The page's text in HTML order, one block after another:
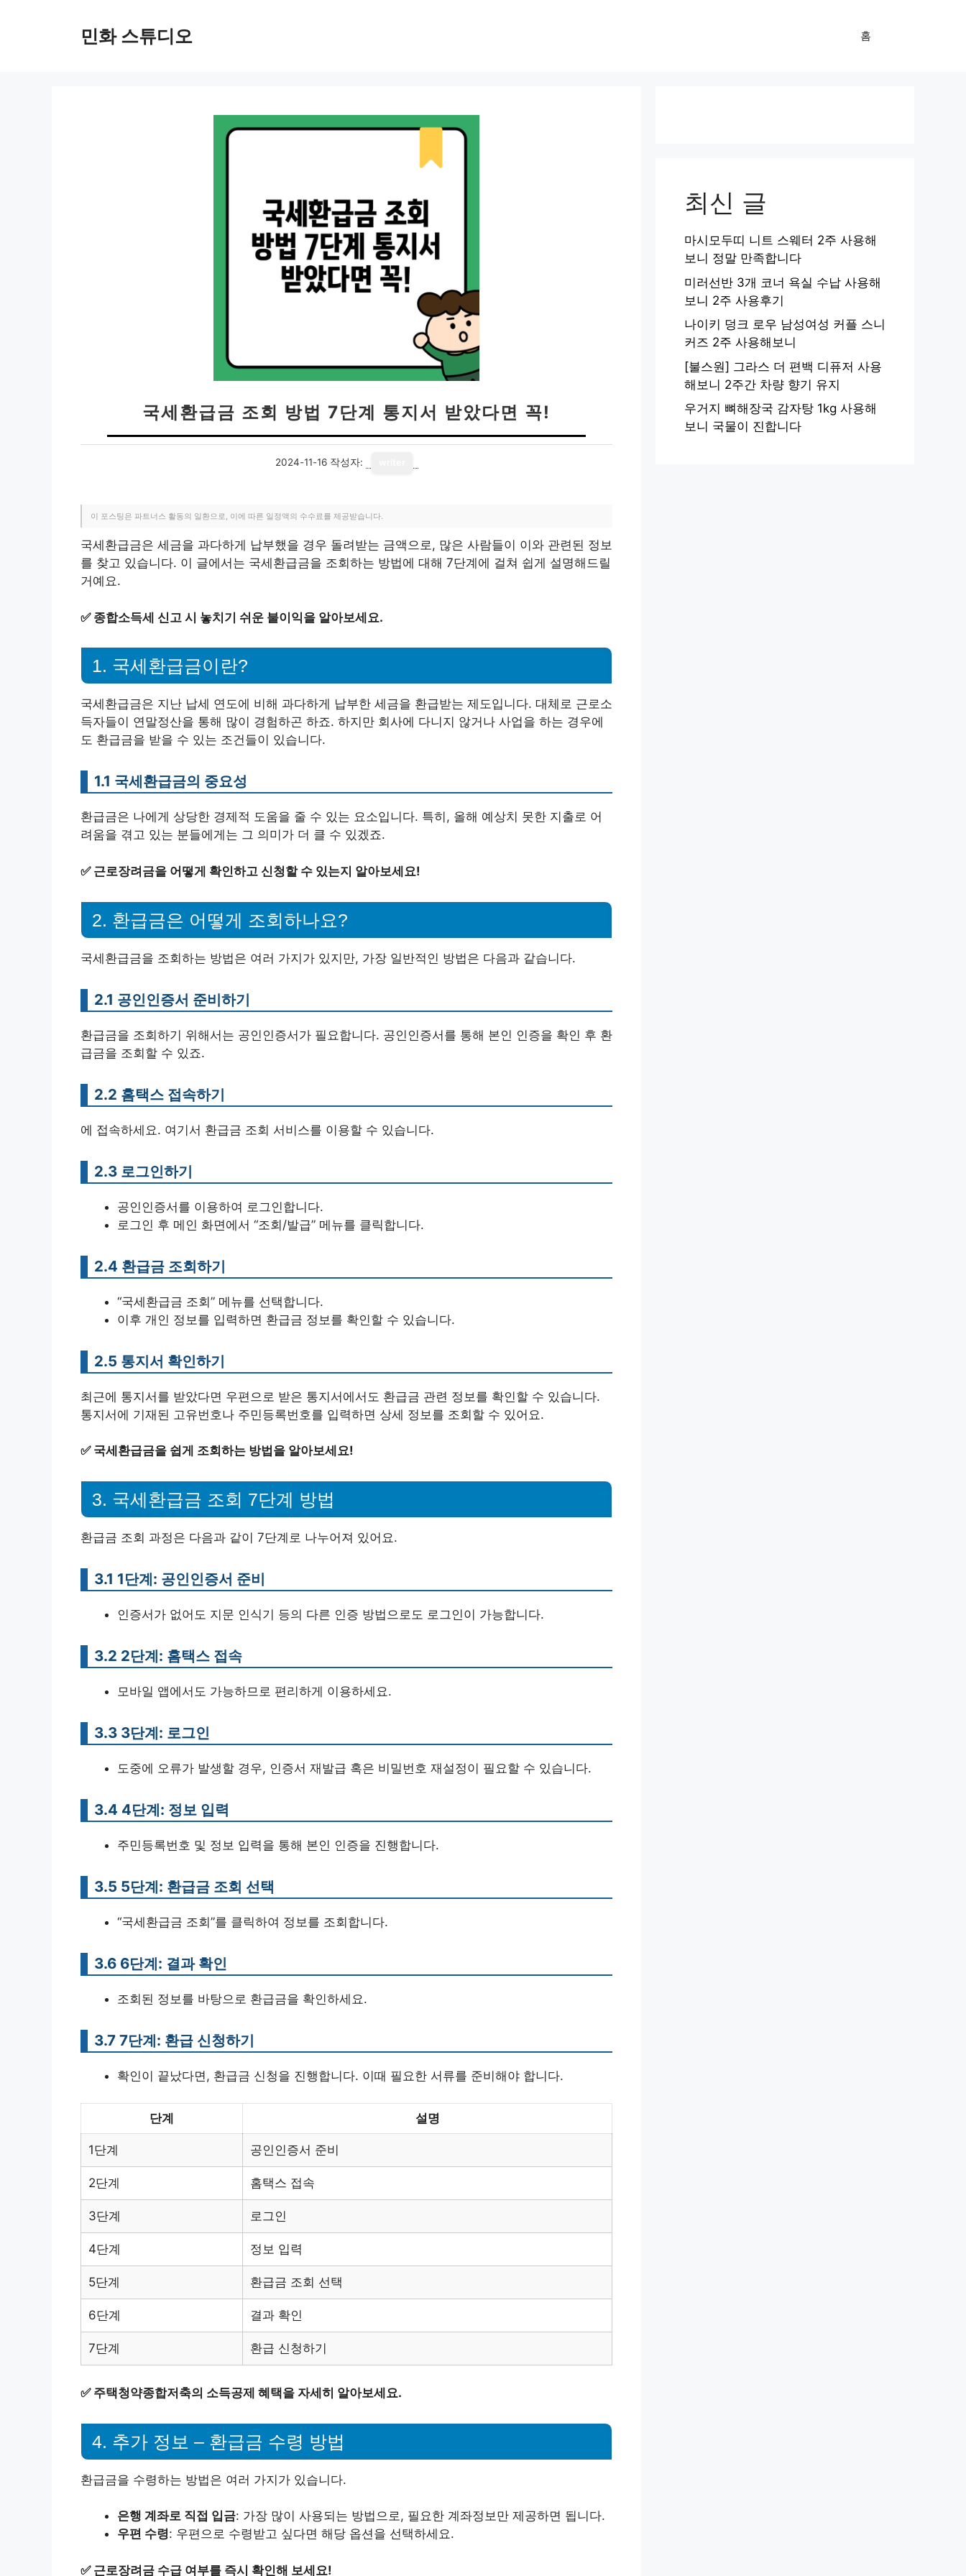
민화 스튜디오 홈
국세환급금 조회 방법 7단계 통지서 받았다면 꼭!
2024-11-16 작성자:
이 포스팅은 파트너스 활동의 일환으로, 이에 따른 일정액의 수수료를 제공받습니다.
국세환급금은 세금을 과다하게 납부했을 경우 돌려받는 금액으로, 많은 사람들이 이와 관련된 정보
를 찾고 있습니다. 이 글에서는 국세환급금을 조회하는 방법에 대해 7단계에 걸쳐 쉽게 설명해드릴
거예요.
✅ 종합소득세 신고 시 놓치기 쉬운 불이익을 알아보세요.
1. 국세환급금이란?
국세환급금은 지난 납세 연도에 비해 과다하게 납부한 세금을 환급받는 제도입니다. 대체로 근로소
득자들이 연말정산을 통해 많이 경험하곤 하죠. 하지만 회사에 다니지 않거나 사업을 하는 경우에
도 환급금을 받을 수 있는 조건들이 있습니다.
1.1 국세환급금의 중요성
환급금은 나에게 상당한 경제적 도움을 줄 수 있는 요소입니다. 특히, 올해 예상치 못한 지출로 어
려움을 겪고 있는 분들에게는 그 의미가 더 클 수 있겠죠.
✅ 근로장려금을 어떻게 확인하고 신청할 수 있는지 알아보세요!
2. 환급금은 어떻게 조회하나요?
국세환급금을 조회하는 방법은 여러 가지가 있지만, 가장 일반적인 방법은 다음과 같습니다.
2.1 공인인증서 준비하기
환급금을 조회하기 위해서는 공인인증서가 필요합니다. 공인인증서를 통해 본인 인증을 확인 후 환
급금을 조회할 수 있죠.
2.2 홈택스 접속하기
에 접속하세요. 여기서 환급금 조회 서비스를 이용할 수 있습니다.
2.3 로그인하기
공인인증서를 이용하여 로그인합니다.
로그인 후 메인 화면에서 “조회/발급” 메뉴를 클릭합니다.
2.4 환급금 조회하기
“국세환급금 조회” 메뉴를 선택합니다.
이후 개인 정보를 입력하면 환급금 정보를 확인할 수 있습니다.
2.5 통지서 확인하기
최근에 통지서를 받았다면 우편으로 받은 통지서에서도 환급금 관련 정보를 확인할 수 있습니다.
통지서에 기재된 고유번호나 주민등록번호를 입력하면 상세 정보를 조회할 수 있어요.
✅ 국세환급금을 쉽게 조회하는 방법을 알아보세요!
3. 국세환급금 조회 7단계 방법
환급금 조회 과정은 다음과 같이 7단계로 나누어져 있어요.
3.1 1단계: 공인인증서 준비
인증서가 없어도 지문 인식기 등의 다른 인증 방법으로도 로그인이 가능합니다.
3.2 2단계: 홈택스 접속
모바일 앱에서도 가능하므로 편리하게 이용하세요.
3.3 3단계: 로그인
도중에 오류가 발생할 경우, 인증서 재발급 혹은 비밀번호 재설정이 필요할 수 있습니다.
3.4 4단계: 정보 입력
주민등록번호 및 정보 입력을 통해 본인 인증을 진행합니다.
3.5 5단계: 환급금 조회 선택
“국세환급금 조회”를 클릭하여 정보를 조회합니다.
3.6 6단계: 결과 확인
조회된 정보를 바탕으로 환급금을 확인하세요.
3.7 7단계: 환급 신청하기
확인이 끝났다면, 환급금 신청을 진행합니다. 이때 필요한 서류를 준비해야 합니다.
단계 설명
1단계 공인인증서 준비
2단계 홈택스 접속
3단계 로그인
4단계 정보 입력
5단계 환급금 조회 선택
6단계 결과 확인
7단계 환급 신청하기
✅ 주택청약종합저축의 소득공제 혜택을 자세히 알아보세요.
4. 추가 정보 – 환급금 수령 방법
환급금을 수령하는 방법은 여러 가지가 있습니다.
은행 계좌로 직접 입금: 가장 많이 사용되는 방법으로, 필요한 계좌정보만 제공하면 됩니다.
우편 수령: 우편으로 수령받고 싶다면 해당 옵션을 선택하세요.
✅ 근로장려금 수급 여부를 즉시 확인해 보세요!
최신 글
마시모두띠 니트 스웨터 2주 사용해
보니 정말 만족합니다
미러선반 3개 코너 욕실 수납 사용해
보니 2주 사용후기
나이키 덩크 로우 남성여성 커플 스니
커즈 2주 사용해보니
[불스원] 그라스 더 편백 디퓨저 사용
해보니 2주간 차량 향기 유지
우거지 뼈해장국 감자탕 1kg 사용해
보니 국물이 진합니다